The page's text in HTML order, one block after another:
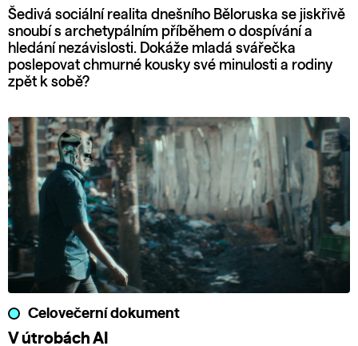
Šedivá sociální realita dnešního Běloruska se jiskřivě
snoubí s archetypálním příběhem o dospívání a
hledání nezávislosti. Dokáže mladá svářečka
poslepovat chmurné kousky své minulosti a rodiny
zpět k sobě?
Celovečerní dokument
V útrobách AI